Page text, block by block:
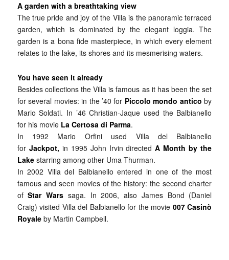
A garden with a breathtaking view
The true pride and joy of the Villa is the panoramic terraced
garden, which is dominated by the elegant loggia. The
garden is a bona fide masterpiece, in which every element
relates to the lake, its shores and its mesmerising waters.
You have seen it already
Besides collections the Villa is famous as it has been the set
for several movies: in the ’40 for Piccolo mondo antico by
Mario Soldati. In ’46 Christian-Jaque used the Balbianello
for his movie La Certosa di Parma.
In 1992 Mario Orfini used Villa del Balbianello
for Jackpot, in 1995 John Irvin directedA Month by the
Lake starring among other Uma Thurman.
In 2002 Villa del Balbianello entered in one of the most
famous and seen movies of the history: the second charter
ofStar Wars saga. In 2006, also James Bond (Daniel
Craig) visited Villa del Balbianello for the movie 007 Casinò
Royaleby Martin Campbell.